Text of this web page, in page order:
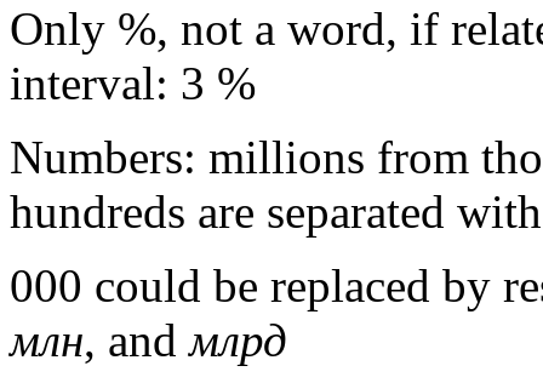
Only %, not a word, if
interval: 3 %
Numbers: millions from
hundreds are separated
000 could be replaced by
млн, andмлрд